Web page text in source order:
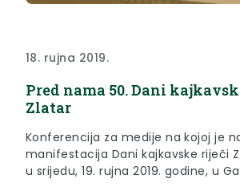
18. rujna 2019.
Pred nama 50. Dani
Zlatar
Konferencija za medije na kojoj je
manifestacija Dani kajkavske riječi
u srijedu, 19. rujna 2019. godine, u